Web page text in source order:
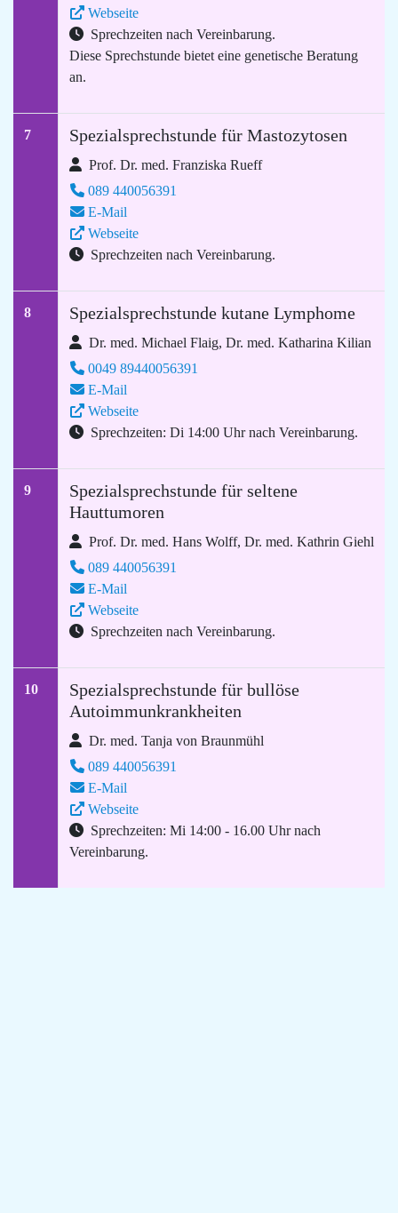
Webseite
Sprechzeiten nach Vereinbarung.
Diese Sprechstunde bietet eine genetische Beratung
an.
7 Spezialsprechstunde für Mastozytosen
Prof. Dr. med. Franziska Rueff
089 440056391
E-Mail
Webseite
Sprechzeiten nach Vereinbarung.
8 Spezialsprechstunde kutane Lymphome
Dr. med. Michael Flaig, Dr. med. Katharina Kilian
0049 89440056391
E-Mail
Webseite
Sprechzeiten: Di 14:00 Uhr nach Vereinbarung.
9
Spezialsprechstunde für seltene
Hauttumoren
Prof. Dr. med. Hans Wolff, Dr. med. Kathrin Giehl
089 440056391
E-Mail
Webseite
Sprechzeiten nach Vereinbarung.
10
Spezialsprechstunde für bullöse
Autoimmunkrankheiten
Dr. med. Tanja von Braunmühl
089 440056391
E-Mail
Webseite
Sprechzeiten: Mi 14:00 - 16.00 Uhr nach
Vereinbarung.